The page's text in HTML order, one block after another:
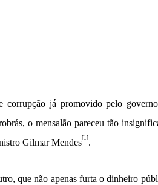
corrupção já promovido pelo
o mensalão pareceu tão
Gilmar Mendes[1] .
que não apenas furta o dinheiro